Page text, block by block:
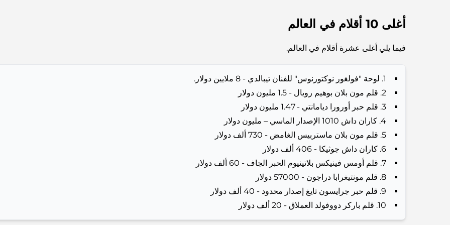
أغلى 10 أقلام في العالم
فيما يلي أغلى عشرة أقلام في العالم.
1. لوحة "فولغور نوكتورنوس" للفنان تيبالدي - 8 ملايين دولار.
2. قلم مون بلان بوهيم رويال - 1.5 مليون دولار
3. قلم حبر أورورا ديامانتي - 1.47 مليون دولار
4. كاران داش 1010 الإصدار الماسي – مليون دولار
5. قلم مون بلان ماستربيس الغامض - 730 ألف دولار
6. كاران داش جوثيكا - 406 ألف دولار
7. قلم أومس فينيكس بلاتينيوم الحبر الجاف - 60 ألف دولار
8. قلم مونتيغرابا دراجون - 57000 دولار
9. قلم حبر جرايسون تايغ إصدار محدود - 40 ألف دولار
10. قلم باركر دووفولد العملاق - 20 ألف دولار